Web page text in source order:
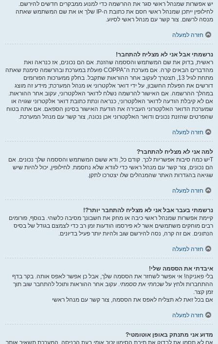
יש אפשרות שמנהל ראשי סגר את ההרשמה כדי למנוע ממבקרים חדשים להירשם.
לחילופין ייתכן שמנהל ראשי חסם את כתובת ה-IP שלך או את שם המשתמש שאתה
מנסה לרשום. צור קשר עם מנהל ראשי לסיוע.
חזרה למעלה
נרשמתי אבל אני לא מצליח להתחבר!
ראשית, בדוק את שם המשתמש והססמה שהזנת. אם הם נכונים, אז כנראה ואת
מהדברים הבאים קרה. אם מערכת ה־COPPA פועלת במערכת ובהרשמה סימנת שאתה
מתחת לגיל 13, תצטרך לעקוב אחר ההוראות שתקבל. בחלק ממערכות הפורומים
דורשים את הפעלת החשבון, על ידי דואר אלקטרוני או מנהל המערכת; מידע זה מוצג
במהלך ההרשמה. אם האישור להרשמה נשלח לדואר האלקטרוני, עקוב אחר ההוראות.
אם לא קיבלת הודעה לדואר האלקטרוני, כנראה ונתת כתובת דואר אלקטרוני שגויה או
שמערכת הדואר האלקטרוני העבירה את הודעת האישור בסינון הספאם. אם אתה בטוח
שהפרטים שהזנת נכונים ודואר האלקטרוני אכן נכונה, צור קשר עם מנהל המערכת.
חזרה למעלה
למה אני לא מצליח להתחבר?
Tיש כמה סיבות אפשריות לכך. קודם כל, ודא ששם המשתמש והססמה שלך נכונים. אם
הם נכונים, צור קשר עם מנהל ראשי כדי לוודא שלא נחסמת. לחילופין, יכול להיות שיש
שגיאה בהגדרות האתר שהמנהלים שלו יצטרכו לתקן.
חזרה למעלה
נרשמתי בעבר אבל אני לא מצליח להתחבר יותר?!
קיימת אפשרות שמנהל ראשי כיבה או מחק את חשבונך מסיבה כלשהי. בנוסף, פורומים
רבים מוחקים משתמשים אשר לא פירסמו הודעות זמן רב כדי לצמצם בגודל של בסיס
הנתונים. אם זה קרה, נסה להירשם שוב ולהיות יותר פעיל בדיונים.
חזרה למעלה
איבדתי את הססמה שלי!
בלי פאניקה! אי אפשר לשחזר את הססמה שלך, אבל כן אפשר לאפס אותה. בקר בדף
ההתחברות ולחץ על שכחתי את ססמתי. עקוב אחר ההוראות ותוכל להתחבר שוב תוך
זמן קצר.
אם בכל זאת לא תצליח לאפס את הססמה, צור קשר עם מנהל ראשי
חזרה למעלה
מדוע אני מתנתק באופן אוטומטי?
אם לא תסמן את לבדוק את תיבת הסימוןזכור אותי בעת הכניסה, המערכת תשאיר אותך